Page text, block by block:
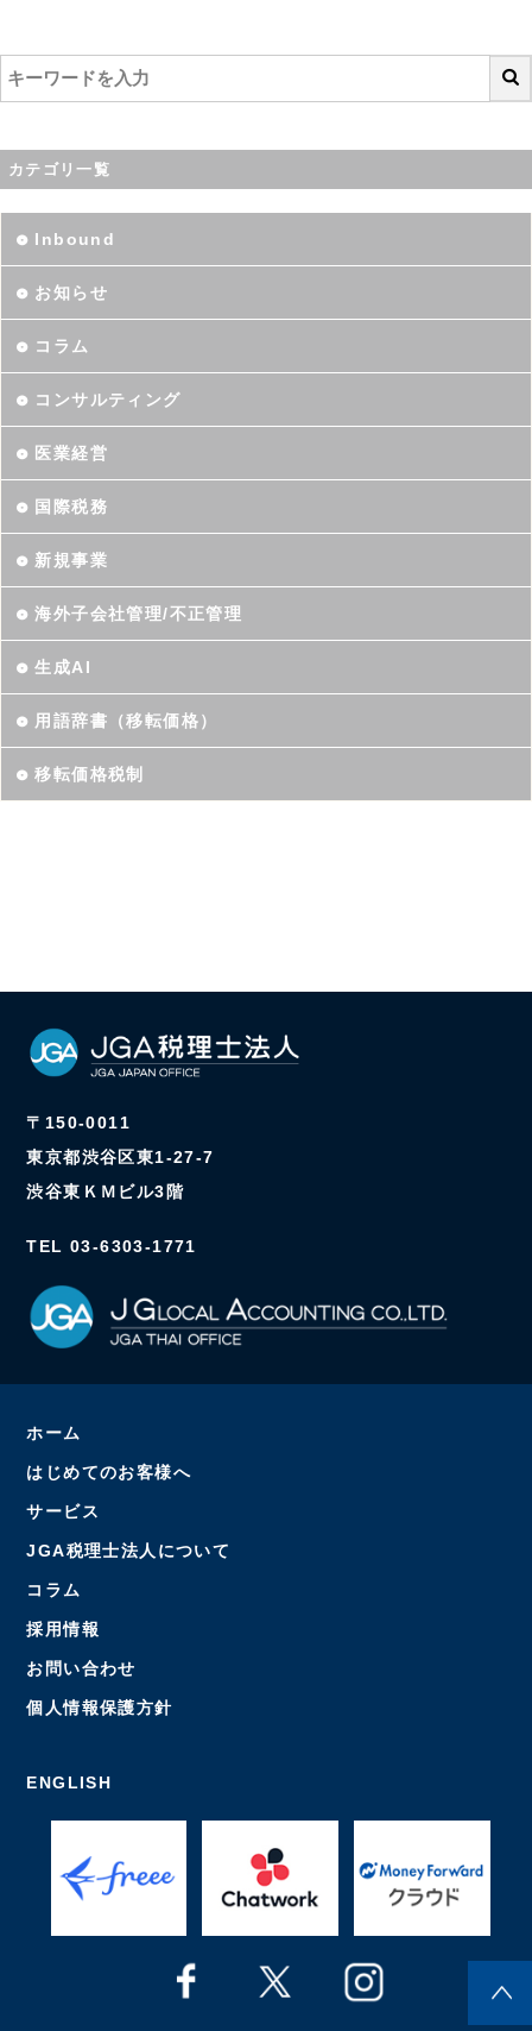
カテゴリ一覧
Inbound
お知らせ
コラム
コンサルティング
医業経営
国際税務
新規事業
海外子会社管理/不正管理
生成AI
用語辞書（移転価格）
移転価格税制
〒150-0011
東京都渋谷区東1-27-7
渋谷東ＫＭビル3階
TEL 03-6303-1771
ホーム
はじめてのお客様へ
サービス
JGA税理士法人について
コラム
採用情報
お問い合わせ
個人情報保護方針
ENGLISH